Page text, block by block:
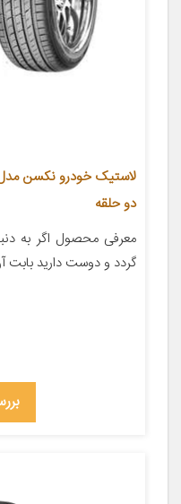
دو حلقه
گردد و دوست دارید